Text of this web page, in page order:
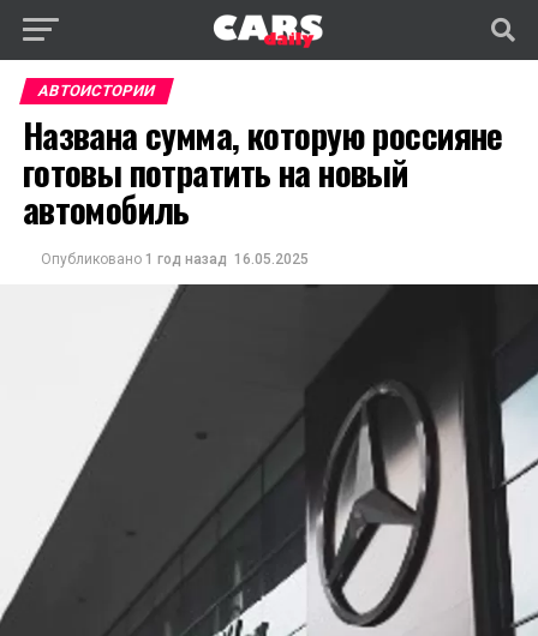
АВТОИСТОРИИ
Названа сумма, которую россияне
готовы потратить на новый
автомобиль
Опубликовано 1 год назад 16.05.2025